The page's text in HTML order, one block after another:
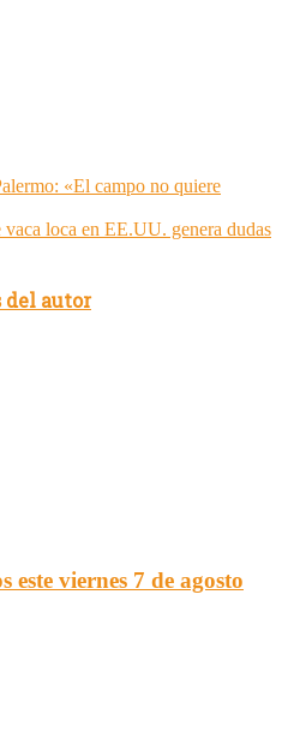
«El campo no quiere
vaca loca en EE.UU. genera dudas
del autor
este viernes 7 de agosto